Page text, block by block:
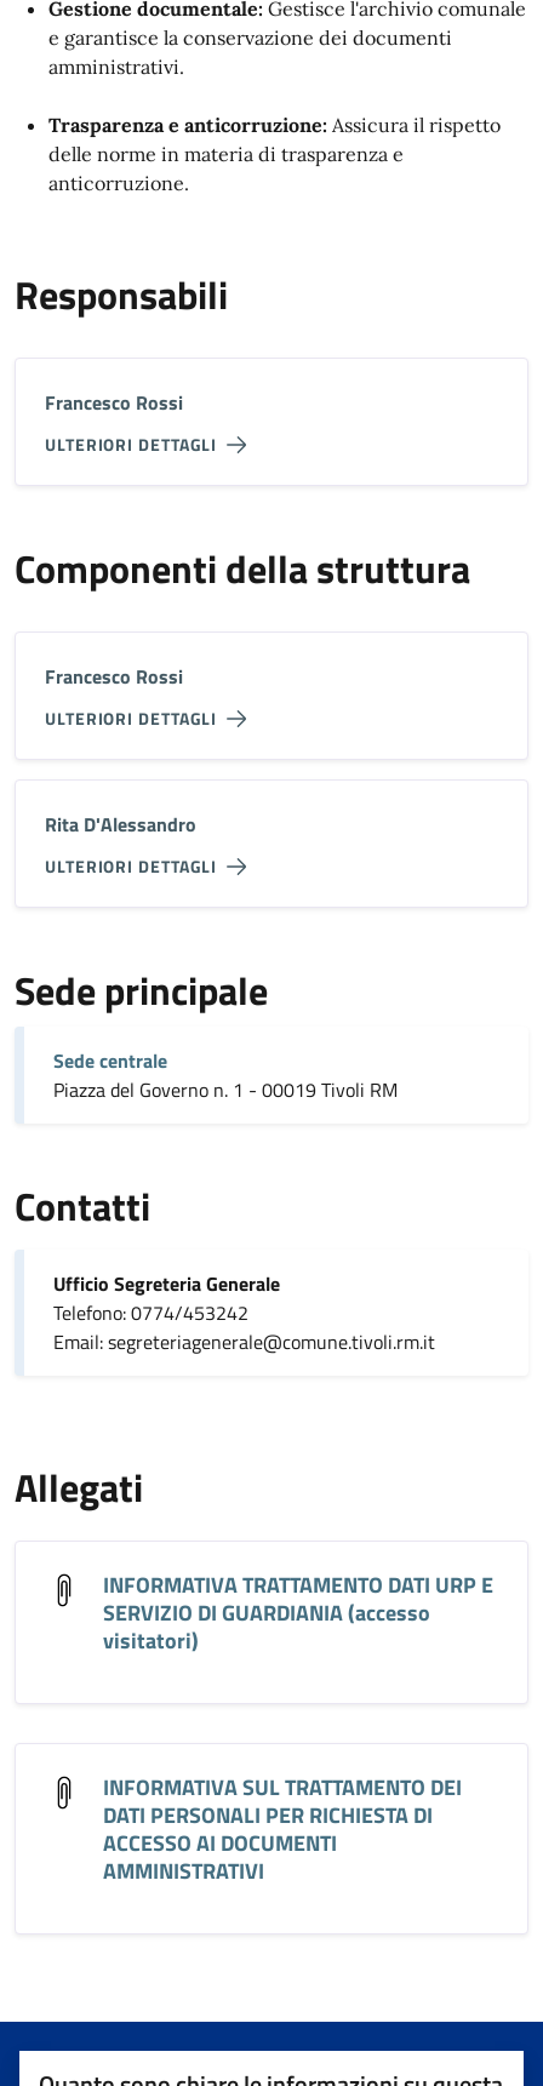
Gestione documentale: Gestisce l'archivio comunale
e garantisce la conservazione dei documenti
amministrativi.
Trasparenza e anticorruzione: Assicura il rispetto
delle norme in materia di trasparenza e
anticorruzione.
Responsabili
Francesco Rossi
ULTERIORI DETTAGLI
Componenti della struttura
Francesco Rossi
ULTERIORI DETTAGLI
Rita D'Alessandro
ULTERIORI DETTAGLI
Sede principale
Sede centrale
Piazza del Governo n. 1 - 00019 Tivoli RM
Contatti
Ufficio Segreteria Generale
Telefono: 0774/453242
Email: segreteriagenerale@comune.tivoli.rm.it
Allegati
INFORMATIVA TRATTAMENTO DATI URP E
SERVIZIO DI GUARDIANIA (accesso
visitatori)
INFORMATIVA SUL TRATTAMENTO DEI
DATI PERSONALI PER RICHIESTA DI
ACCESSO AI DOCUMENTI
AMMINISTRATIVI